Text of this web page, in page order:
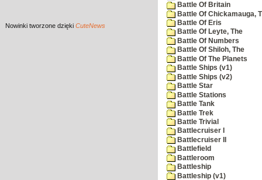
Nowinki tworzone dzięki CuteNews
Battle Of Britain
Battle Of Chickamauga,
Battle Of Eris
Battle Of Leyte, The
Battle Of Numbers
Battle Of Shiloh, The
Battle Of The Planets
Battle Ships (v1)
Battle Ships (v2)
Battle Star
Battle Stations
Battle Tank
Battle Trek
Battle Trivial
Battlecruiser I
Battlecruiser II
Battlefield
Battleroom
Battleship
Battleship (v1)